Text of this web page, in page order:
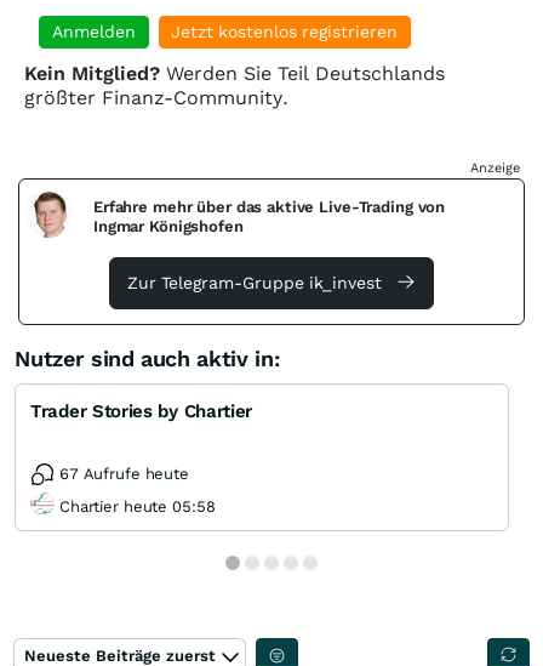
Anmelden Jetzt kostenlos registrieren
Kein Mitglied? Werden Sie Teil Deutschlands
größter Finanz-Community.
Anzeige
Erfahre mehr über das aktive Live-Trading von
Ingmar Königshofen
Zur Telegram-Gruppe ik_invest
Nutzer sind auch aktiv in:
Trader Stories by Chartier
67 Aufrufe heute
Chartier heute 05:58
Neueste Beiträge zuerst